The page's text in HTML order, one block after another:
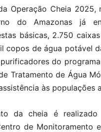
Operação Cheia 2025,
do Amazonas já
básicas, 2.750 caixas
copos de água potável
do
Tratamento de Água
às populações
da cheia é
de Monitoramento